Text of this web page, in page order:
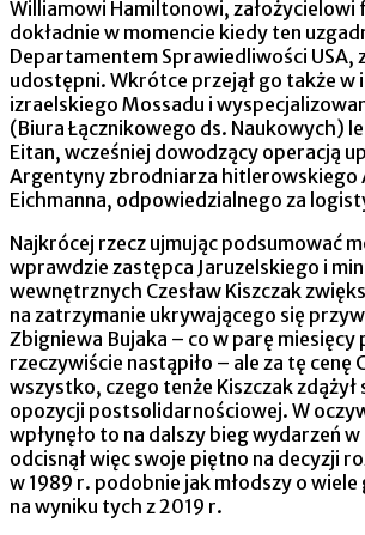
Williamowi Hamiltonowi, założycielowi
dokładnie w momencie kiedy ten
Departamentem Sprawiedliwości USA,
udostępni. Wkrótce przejął go także w
izraelskiego Mossadu i
(Biura Łącznikowego ds. Naukowych)
Eitan, wcześniej dowodzący operacją
Argentyny zbrodniarza hitlerowskiego
Eichmanna, odpowiedzialnego za
Najkrócej rzecz ujmując podsumować
wprawdzie zastępca Jaruzelskiego i
wewnętrznych Czesław Kiszczak
na zatrzymanie ukrywającego się
Zbigniewa Bujaka – co w parę miesięcy
rzeczywiście nastąpiło – ale za tę cenę
wszystko, czego tenże Kiszczak zdążył
opozycji postsolidarnościowej. W
wpłynęło to na dalszy bieg wydarzeń w
odcisnął więc swoje piętno na decyzji
w 1989 r. podobnie jak młodszy o wiele
na wyniku tych z 2019 r.